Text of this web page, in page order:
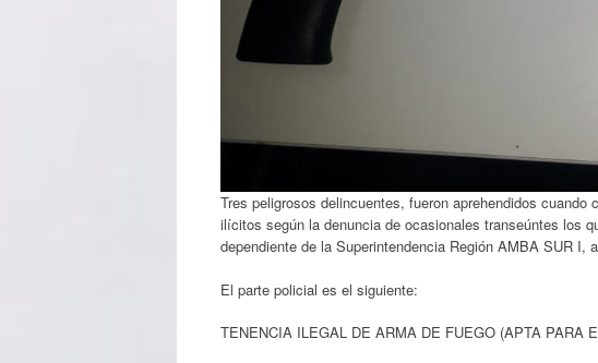
Tres peligrosos delincuentes, fueron aprehendidos
ilícitos según la denuncia de ocasionales transeúntes los
dependiente de la Superintendencia Región AMBA SUR I,
El parte policial es el siguiente:
TENENCIA ILEGAL DE ARMA DE FUEGO (APTA PARA